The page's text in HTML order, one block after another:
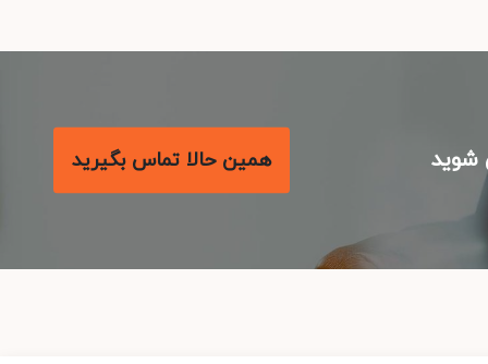
همین حالا تماس بگیرید